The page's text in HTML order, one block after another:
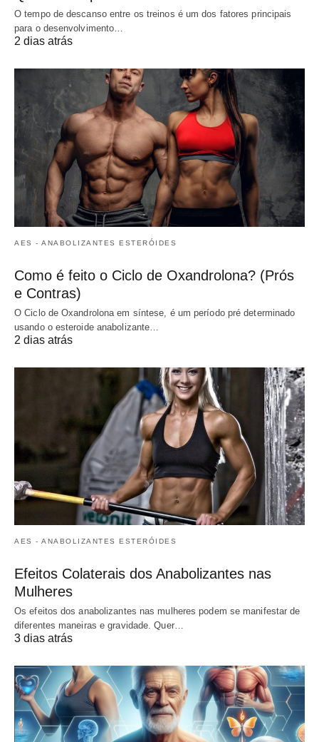
O tempo de descanso entre os treinos é um dos fatores principais
para o desenvolvimento…
2 dias atrás
AES - ANABOLIZANTES ESTERÓIDES
Como é feito o Ciclo de Oxandrolona? (Prós
e Contras)
O Ciclo de Oxandrolona em síntese, é um período pré determinado
usando o esteroide anabolizante…
2 dias atrás
AES - ANABOLIZANTES ESTERÓIDES
Efeitos Colaterais dos Anabolizantes nas
Mulheres
Os efeitos dos anabolizantes nas mulheres podem se manifestar de
diferentes maneiras e gravidade. Quer…
3 dias atrás